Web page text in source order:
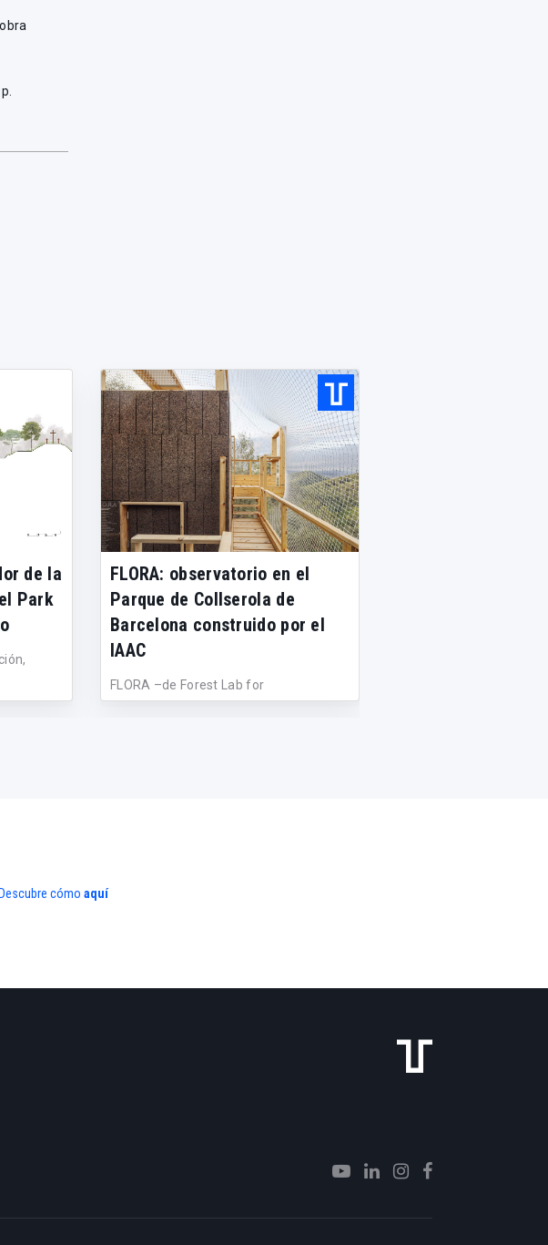
de la
Park
FLORA: observatorio en el
Parque de Collserola de
Barcelona construido por el
IAAC
FLORA –de Forest Lab for
cómo aquí